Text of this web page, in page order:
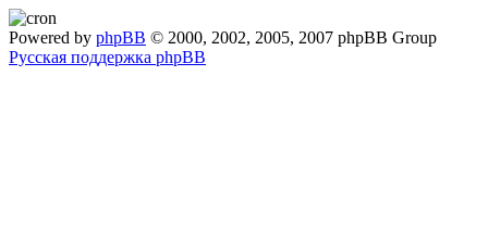
Powered by phpBB © 2000, 2002, 2005, 2007 phpBB Group
Русская поддержка phpBB